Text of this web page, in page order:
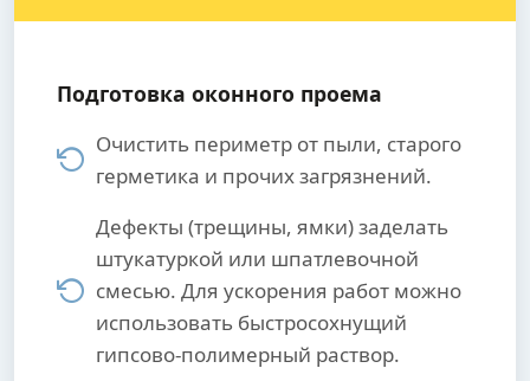
Подготовка оконного проема
Очистить периметр от пыли, старого
герметика и прочих загрязнений.
Дефекты (трещины, ямки) заделать
штукатуркой или шпатлевочной
смесью. Для ускорения работ можно
использовать быстросохнущий
гипсово-полимерный раствор.